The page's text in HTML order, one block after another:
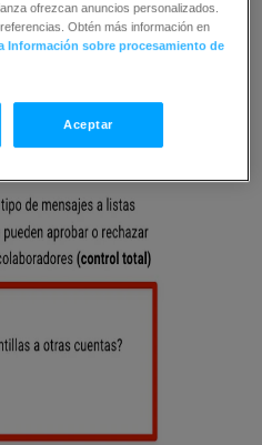
ofrezcan anuncios personalizados.
Obtén más información en
Información sobre procesamiento de
Aceptar